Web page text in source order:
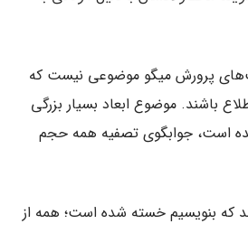
پرورش میگو موضوعی نیست که
باشند. موضوع ابعاد بسیار بزرگی
است، جوابگوی تصفیه همه حجم
که بنویسیم خسته شده است؛ همه از